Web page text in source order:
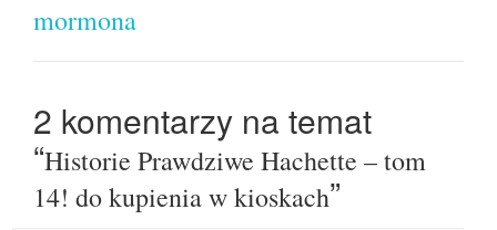
mormona
2 komentarzy na temat
“Historie Prawdziwe Hachette – tom
14! do kupienia w kioskach”